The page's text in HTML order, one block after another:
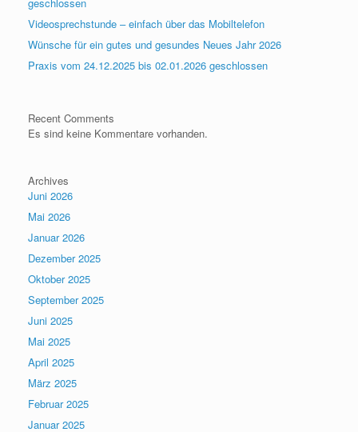
Videosprechstunde – einfach über das Mobiltelefon
Wünsche für ein gutes und gesundes Neues Jahr 2026
Praxis vom 24.12.2025 bis 02.01.2026 geschlossen
Recent Comments
Es sind keine Kommentare vorhanden.
Archives
Juni 2026
Mai 2026
Januar 2026
Dezember 2025
Oktober 2025
September 2025
Juni 2025
Mai 2025
April 2025
März 2025
Februar 2025
Januar 2025